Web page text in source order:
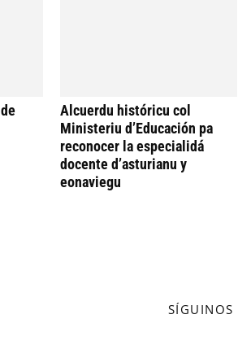
Alcuerdu históricu col
Ministeriu d’Educación pa
reconocer la especialidá
docente d’asturianu y
eonaviegu
SÍGUINOS